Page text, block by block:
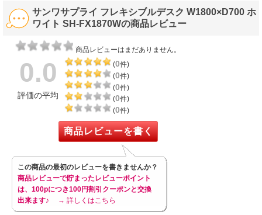
サンワサプライ フレキシブルデスク W1800×D700 ホ
ワイト SH-FX1870Wの商品レビュー
商品レビューはまだありません。
0.0
評価の平均
(0件)
(0件)
(0件)
(0件)
(0件)
商品レビューを書く
この商品の最初のレビューを書きませんか？
商品レビューで貯まったレビューポイント
は、100pにつき100円割引クーポンと交換
出来ます♪
→ 詳しくはこちら